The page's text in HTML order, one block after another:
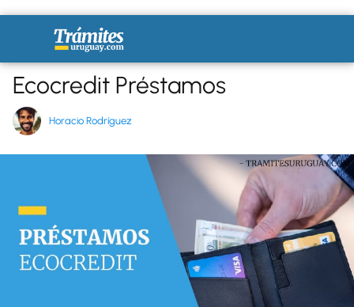
Ecocredit Préstamos
Horacio Rodríguez